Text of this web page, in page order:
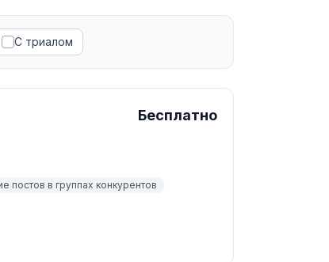
С триалом
Бесплатно
постов в группах конкурентов